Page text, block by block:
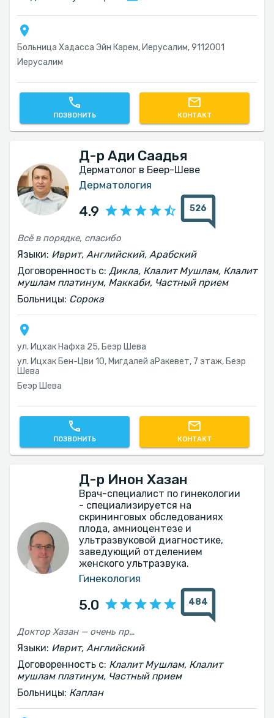
Больница Хадасса Эйн Карем, Иерусалим, 9112001
Иерусалим
ПОЗВОНИТЬ КОНТАКТ
Д-р Ади Саадья
Дерматолог в Беер-Шеве
Дерматология
4.9 526
Всё в порядке, спасибо
Языки: Иврит, Английский, Арабский
Договоренность с: Дикла, Клалит Мушлам, Клалит
мушлам платинум, Маккаби, Частный прием
Больницы: Сорока
ул. Ицхак Нафха 25, Беэр Шева
ул. Ицхак Бен-Цви 10, Мигдалей аРакевет, 7 этаж, Беэр
Шева
Беэр Шева
ПОЗВОНИТЬ КОНТАКТ
Д-р Инон Хазан
Врач-специалист по гинекологии
- специализируется на
скрининговых обследованиях
плода, амниоцентезе и
ультразвуковой диагностике,
заведующий отделением
женского ультразвука.
Гинекология
5.0 484
Доктор Хазан — очень профессиональный, приятный и душевный врач. Мы обратились к нему во время первой беременности и продолжаем наблюдаться у него сейчас, во время второй. Настоятельно рекомендую
Языки: Иврит, Английский
Договоренность с: Клалит Мушлам, Клалит
мушлам платинум, Частный прием
Больницы: Каплан